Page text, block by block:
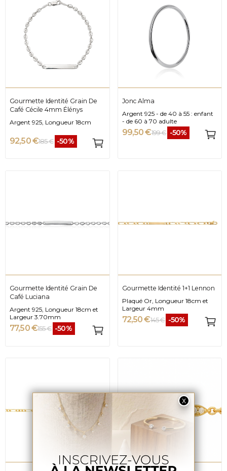
Gourmette Identité Grain De
Café Cécile 4mm Élénys
Argent 925, Longueur 18cm
92,50 €185 € -50%
Jonc Alma
Argent 925 - de 40 à 55 : enfant
- de 60 à 70 adulte
99,50 €199 € -50%
Gourmette Identité Grain De
Café Luciana
Argent 925, Longueur 18cm et
Largeur 3.70mm
77,50 €155 € -50%
Gourmette Identité 1+1 Lennon
Plaqué Or, Longueur 18cm et
Largeur 4mm
72,50 €145 € -50%